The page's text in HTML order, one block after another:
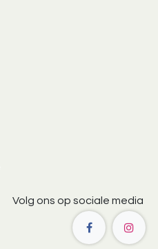
Volg ons op sociale media